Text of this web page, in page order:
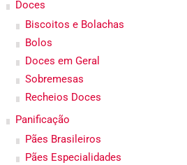
Doces
Biscoitos e Bolachas
Bolos
Doces em Geral
Sobremesas
Recheios Doces
Panificação
Pães Brasileiros
Pães Especialidades